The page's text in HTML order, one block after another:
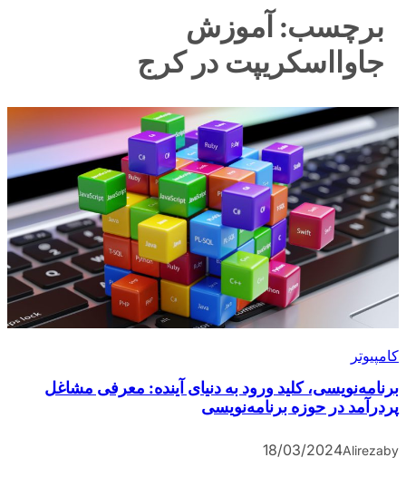
برچسب: آموزش
جاوااسکریپت در کرج
کامپیوتر
برنامه‌نویسی، کلید ورود به دنیای آینده: معرفی مشاغل
پردرآمد در حوزه برنامه‌نویسی
by
Alireza
18/03/2024